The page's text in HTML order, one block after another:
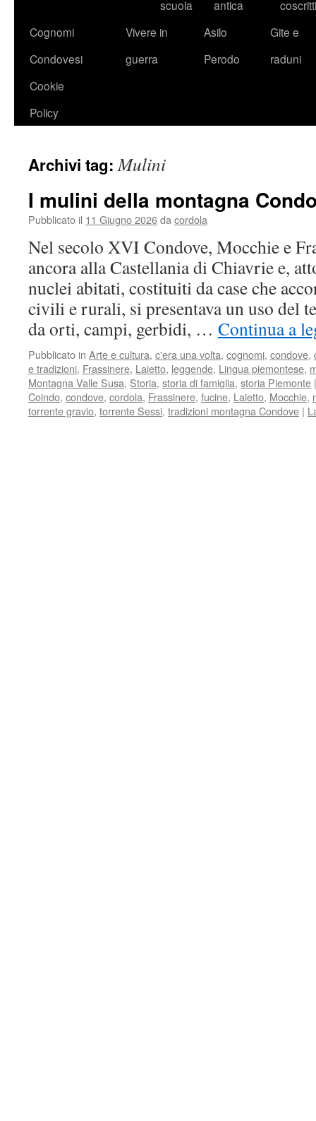
scuola
antica
coscritti
Cognomi
Condovesi
Vivere in
guerra
Asilo
Perodo
Gite e
raduni
Cookie
Policy
Archivi tag:Mulini
I mulini della montagna
Pubblicato il 11 Giugno 2026da cordola
Nel secolo XVI Condove, Mocchie e
ancora alla Castellania di Chiavrie e,
nuclei abitati, costituiti da case che
civili e rurali, si presentava un uso del
da orti, campi, gerbidi, … Continua a
Pubblicato in Arte e cultura, c'era una volta, cognomi, condove,
e tradizioni, Frassinere, Laietto, leggende, Lingua piemontese,
Montagna Valle Susa, Storia, storia di famiglia, storia Piemonte |
Coindo, condove, cordola, Frassinere, fucine, Laietto, Mocchie,
torrente gravio, torrente Sessi, tradizioni montagna Condove |